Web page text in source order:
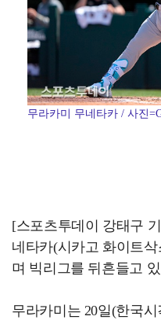
무라카미 무네타카 / 사진
[스포츠투데이 강태구
네타카(시카고 화이트
며 빅리그를 뒤흔들고
무라카미는 20일(한국